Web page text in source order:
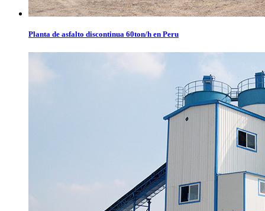
Planta de asfalto discontinua 60ton/h en Peru